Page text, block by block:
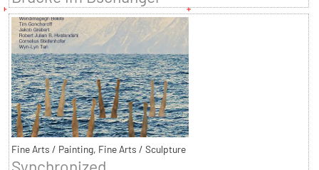
Fine Arts / Painting, Fine Arts / Sculpture